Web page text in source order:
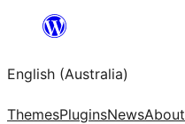
content
English (Australia)
ThemesPluginsNewsAbout